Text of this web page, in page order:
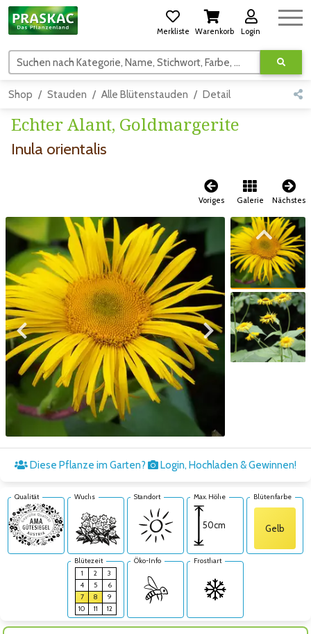
Merkliste Warenkorb Login
Suchen nach Kategorie, Name, Stichwort, Farbe, usw.
Shop Stauden Alle Blütenstauden Detail
Echter Alant, Goldmargerite
Inula orientalis
Voriges Galerie Nächstes
Zum vorigen Bild Zum nächsten Bild
Zum vorigen Bild
Zum nächsten Bild
Diese Pflanze im Garten? Login, Hochladen & Gewinnen!
Qualität Wuchs Standort Max. Höhe
50cm
Blütenfarbe
Gelb
Blütezeit
1
2
3
4
5
6
7
8
9
10
11 12
Öko-Info Frosthart